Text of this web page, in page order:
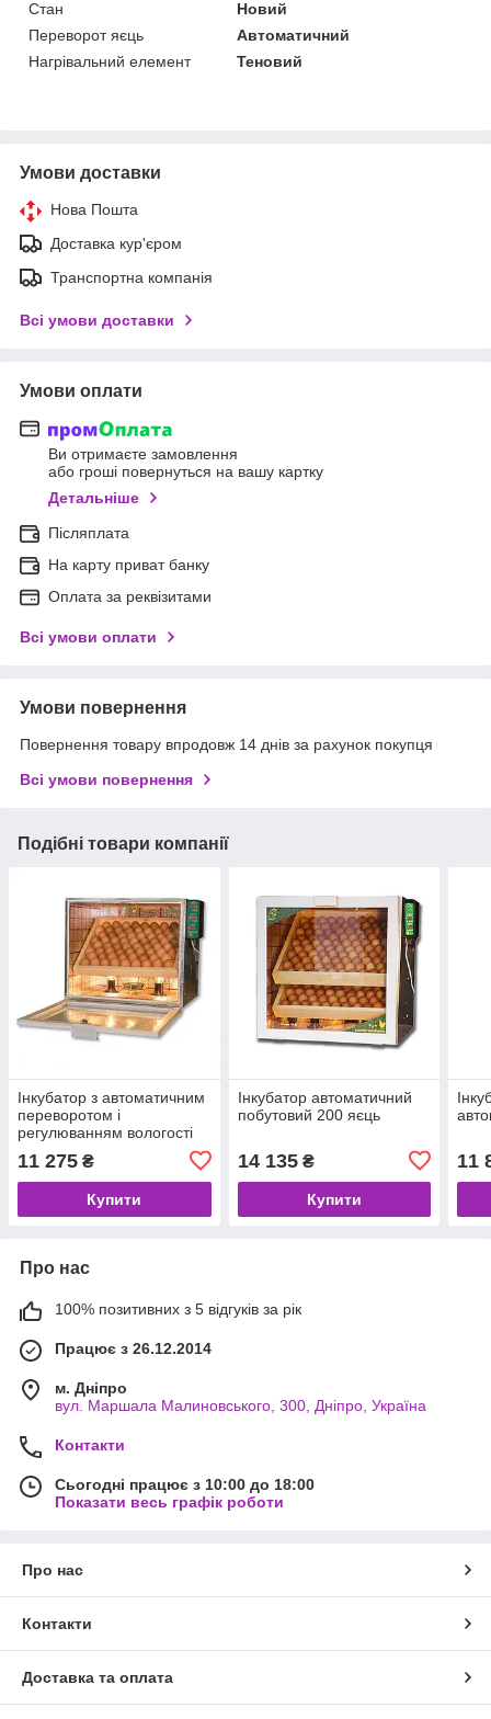
Стан
Новий
Переворот яєць
Автоматичний
Нагрівальний елемент
Теновий
Умови доставки
Нова Пошта
Доставка кур'єром
Транспортна компанія
Всі умови доставки
Умови оплати
Ви отримаєте замовлення
або гроші повернуться на вашу картку
Детальніше
Післяплата
На карту приват банку
Оплата за реквізитами
Всі умови оплати
Умови повернення
Повернення товару впродовж 14 днів за рахунок покупця
Всі умови повернення
Подібні товари компанії
Інкубатор з автоматичним
переворотом і
регулюванням вологості
11 275 ₴
Купити
Інкубатор автоматичний
побутовий 200 яєць
14 135₴
Купити
11
Про нас
100% позитивних з 5 відгуків за рік
Працює з 26.12.2014
м. Дніпро
вул. Маршала Малиновського, 300, Дніпро, Україна
Контакти
Сьогодні працює з 10:00 до 18:00
Показати весь графік роботи
Про нас
Контакти
Доставка та оплата